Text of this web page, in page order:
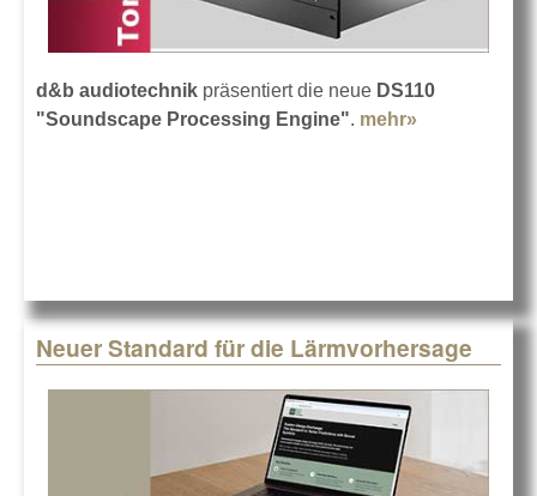
d&b audiotechnik präsentiert die neue DS110
"Soundscape Processing Engine". mehr»
Neuer Standard für die Lärmvorhersage